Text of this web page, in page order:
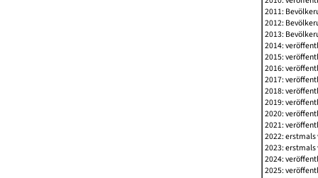
2011:
2012:
2013:
2014:
2015:
2016:
2017:
2018:
2019:
2020:
2021:
2022:
2023:
2024:
2025: